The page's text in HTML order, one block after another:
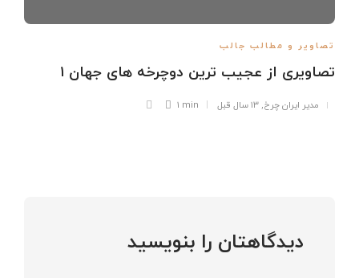
تصاویر و مطالب جالب
تصاویری از عجیب ترین دوچرخه های جهان ۱
مدیر ایران چرخ, ۱۳ سال قبل 1 min
دیدگاهتان را بنویسید